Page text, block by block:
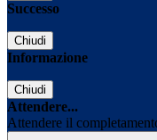
Successo
Chiudi
Informazione
Chiudi
Attendere...
Attendere il